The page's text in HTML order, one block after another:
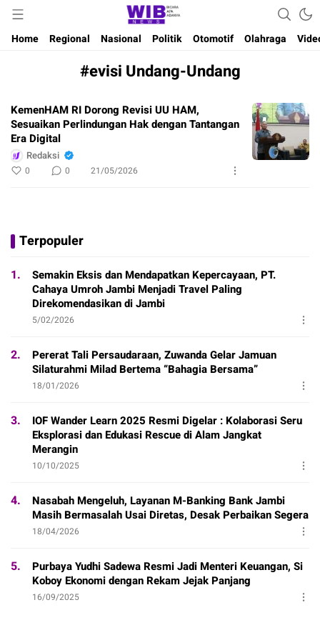
Wibnews
Waktu Indonesia Bicara
Home
Regional Nasional Politik Otomotif Olahraga
#evisi Undang-Undang
KemenHAM RI Dorong Revisi UU HAM,
Sesuaikan Perlindungan Hak dengan Tantangan
Era Digital
Redaksi
0 0 21/05/2026
Terpopuler
1.
Semakin Eksis dan Mendapatkan Kepercayaan, PT.
Cahaya Umroh Jambi Menjadi Travel Paling
Direkomendasikan di Jambi
5/02/2026
2.
Pererat Tali Persaudaraan, Zuwanda Gelar Jamuan
Silaturahmi Milad Bertema “Bahagia Bersama”
18/01/2026
3.
IOF Wander Learn 2025 Resmi Digelar : Kolaborasi Seru
Eksplorasi dan Edukasi Rescue di Alam Jangkat
Merangin
10/10/2025
4.
Nasabah Mengeluh, Layanan M-Banking Bank Jambi
Masih Bermasalah Usai Diretas, Desak Perbaikan Segera
18/04/2026
5.
Purbaya Yudhi Sadewa Resmi Jadi Menteri Keuangan, Si
Koboy Ekonomi dengan Rekam Jejak Panjang
16/09/2025